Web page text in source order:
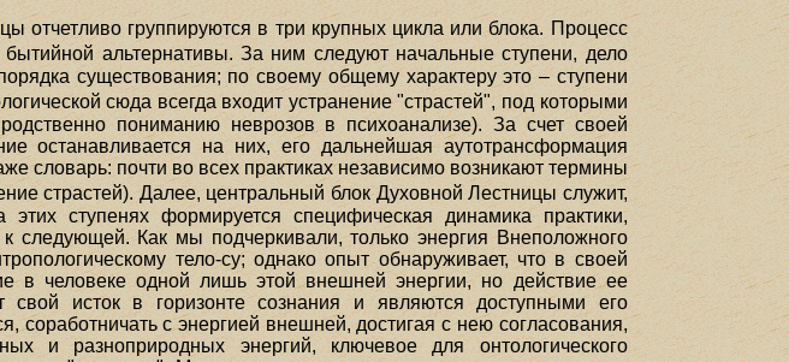
отчетливо группируются в три крупных цикла или блока. Процесс
альтернативы. За ним следуют начальные ступени, дело
существования; по своему общему характеру это – ступени
сюда всегда входит устранение "страстей", под которыми
пониманию неврозов в психоанализе). За счет своей
останавливается на них, его дальнейшая аутотрансформация
словарь: почти во всех практиках независимо возникают термины
страстей). Далее, центральный блок Духовной Лестницы служит,
ступенях формируется специфическая динамика практики,
следующей. Как мы подчеркивали, только энергия Внеположного
тело-су; однако опыт обнаруживает, что в своей
в человеке одной лишь этой внешней энергии, но действие ее
исток в горизонте сознания и являются доступными его
с энергией внешней, достигая с нею согласования,
и разноприродных энергий, ключевое для онтологического